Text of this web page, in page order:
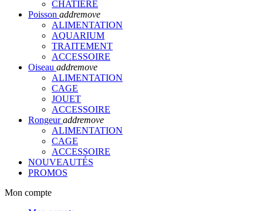
CHATIERE
Poisson addremove
ALIMENTATION
AQUARIUM
TRAITEMENT
ACCESSOIRE
Oiseau addremove
ALIMENTATION
CAGE
JOUET
ACCESSOIRE
Rongeur addremove
ALIMENTATION
CAGE
ACCESSOIRE
NOUVEAUTÉS
PROMOS
Mon compte